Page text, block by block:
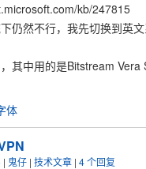
kb/247815
仍然不行，我先切换到英
其中用的是Bitstream Vera
体
| 鬼仔 | 技术文章 | 4 个回复